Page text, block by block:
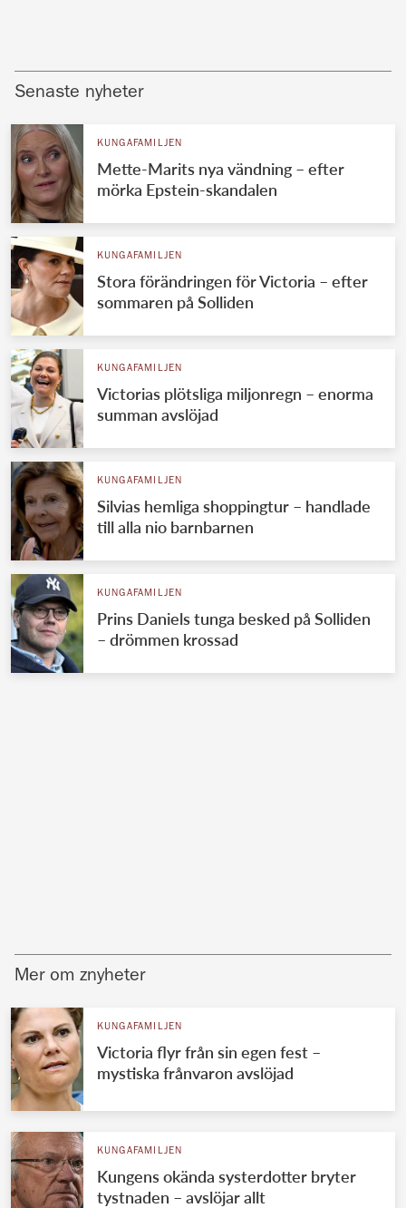
Senaste nyheter
KUNGAFAMILJEN
Mette-Marits nya vändning – efter
mörka Epstein-skandalen
KUNGAFAMILJEN
Stora förändringen för Victoria – efter
sommaren på Solliden
KUNGAFAMILJEN
Victorias plötsliga miljonregn – enorma
summan avslöjad
KUNGAFAMILJEN
Silvias hemliga shoppingtur – handlade
till alla nio barnbarnen
KUNGAFAMILJEN
Prins Daniels tunga besked på Solliden
– drömmen krossad
Mer om znyheter
KUNGAFAMILJEN
Victoria flyr från sin egen fest –
mystiska frånvaron avslöjad
KUNGAFAMILJEN
Kungens okända systerdotter bryter
tystnaden – avslöjar allt